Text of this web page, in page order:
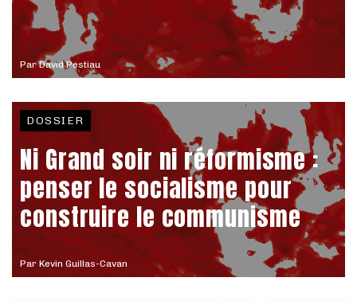
ParDavid Pestiau
Par Kevin Guillas-Cavan
DOSSIER
Ni Grand soir ni réformisme :
penser le socialisme pour
construire le communisme